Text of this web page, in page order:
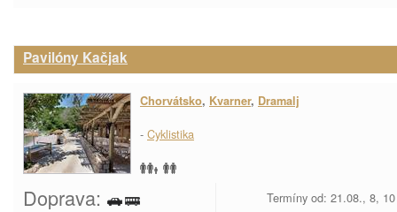
Pavilóny Kačjak
Chorvátsko, Kvarner, Dramalj
- Cyklistika
Doprava: Termíny od: 21.08., 8,